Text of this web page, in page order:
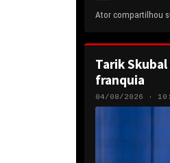
Ator compartilhou
Tarik
franquia
04/08/2026 ·